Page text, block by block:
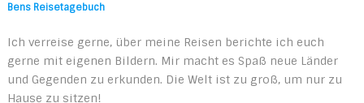
Bens Reisetagebuch
Ich verreise gerne, über meine Reisen berichte ich euch
gerne mit eigenen Bildern. Mir macht es Spaß neue Länder
und Gegenden zu erkunden. Die Welt ist zu groß, um nur zu
Hause zu sitzen!